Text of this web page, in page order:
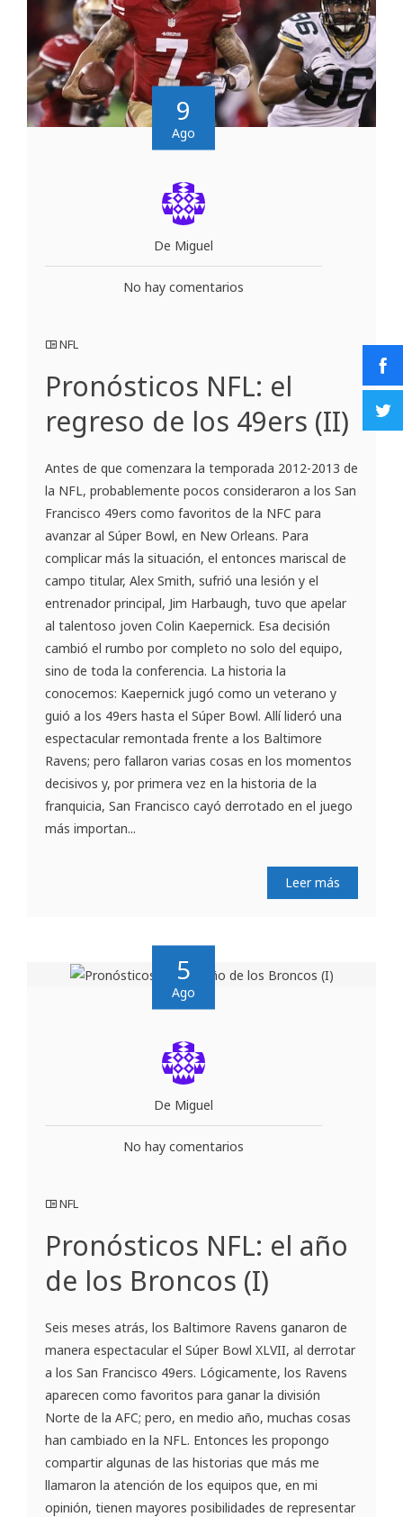
9
Ago
De Miguel
No hay comentarios
NFL
Pronósticos NFL: el
regreso de los 49ers (II)
Antes de que comenzara la temporada 2012-2013 de
la NFL, probablemente pocos consideraron a los San
Francisco 49ers como favoritos de la NFC para
avanzar al Súper Bowl, en New Orleans. Para
complicar más la situación, el entonces mariscal de
campo titular, Alex Smith, sufrió una lesión y el
entrenador principal, Jim Harbaugh, tuvo que apelar
al talentoso joven Colin Kaepernick. Esa decisión
cambió el rumbo por completo no solo del equipo,
sino de toda la conferencia. La historia la
conocemos: Kaepernick jugó como un veterano y
guió a los 49ers hasta el Súper Bowl. Allí lideró una
espectacular remontada frente a los Baltimore
Ravens; pero fallaron varias cosas en los momentos
decisivos y, por primera vez en la historia de la
franquicia, San Francisco cayó derrotado en el juego
más importan...
Leer más
5
Ago
De Miguel
No hay comentarios
NFL
Pronósticos NFL: el año
de los Broncos (I)
Seis meses atrás, los Baltimore Ravens ganaron de
manera espectacular el Súper Bowl XLVII, al derrotar
a los San Francisco 49ers. Lógicamente, los Ravens
aparecen como favoritos para ganar la división
Norte de la AFC; pero, en medio año, muchas cosas
han cambiado en la NFL. Entonces les propongo
compartir algunas de las historias que más me
llamaron la atención de los equipos que, en mi
opinión, tienen mayores posibilidades de representar